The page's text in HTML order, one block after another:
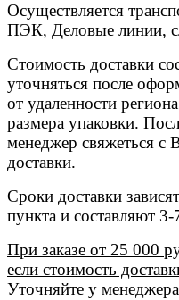
Осуществляется
ПЭК, Деловые линии,
Стоимость доставки
уточняться после
от удаленности
размера упаковки.
менеджер свяжеться с
доставки.
Сроки доставки
пункта и составляют 3-
При заказе от 25 000
если стоимость
Уточняйте у